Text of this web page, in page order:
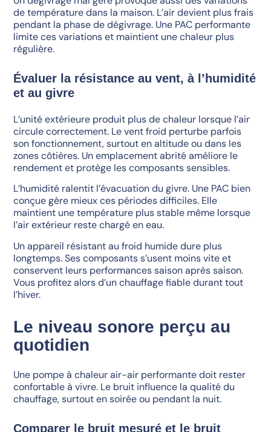
de température dans la maison. L’air devient plus frais
pendant la phase de dégivrage. Une PAC performante
limite ces variations et maintient une chaleur plus
régulière.
Évaluer la résistance au vent, à l’humidité
et au givre
L’unité extérieure produit plus de chaleur lorsque l’air
circule correctement. Le vent froid perturbe parfois
son fonctionnement, surtout en altitude ou dans les
zones côtières. Un emplacement abrité améliore le
rendement et protège les composants sensibles.
L’humidité ralentit l’évacuation du givre. Une PAC bien
conçue gère mieux ces périodes difficiles. Elle
maintient une température plus stable même lorsque
l’air extérieur reste chargé en eau.
Un appareil résistant au froid humide dure plus
longtemps. Ses composants s’usent moins vite et
conservent leurs performances saison après saison.
Vous profitez alors d’un chauffage fiable durant tout
l’hiver.
Le niveau sonore perçu au
quotidien
Une pompe à chaleur air-air performante doit rester
confortable à vivre. Le bruit influence la qualité du
chauffage, surtout en soirée ou pendant la nuit.
Comparer le bruit mesuré et le bruit